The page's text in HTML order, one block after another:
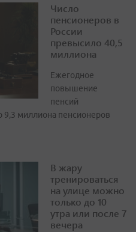
Число
пенсионеров в
России
превысило 40,5
миллиона
Ежегодное
повышение
пенсий
9,3 миллиона пенсионеров
В жару
тренироваться
на улице можно
только до 10
утра или после 7
вечера